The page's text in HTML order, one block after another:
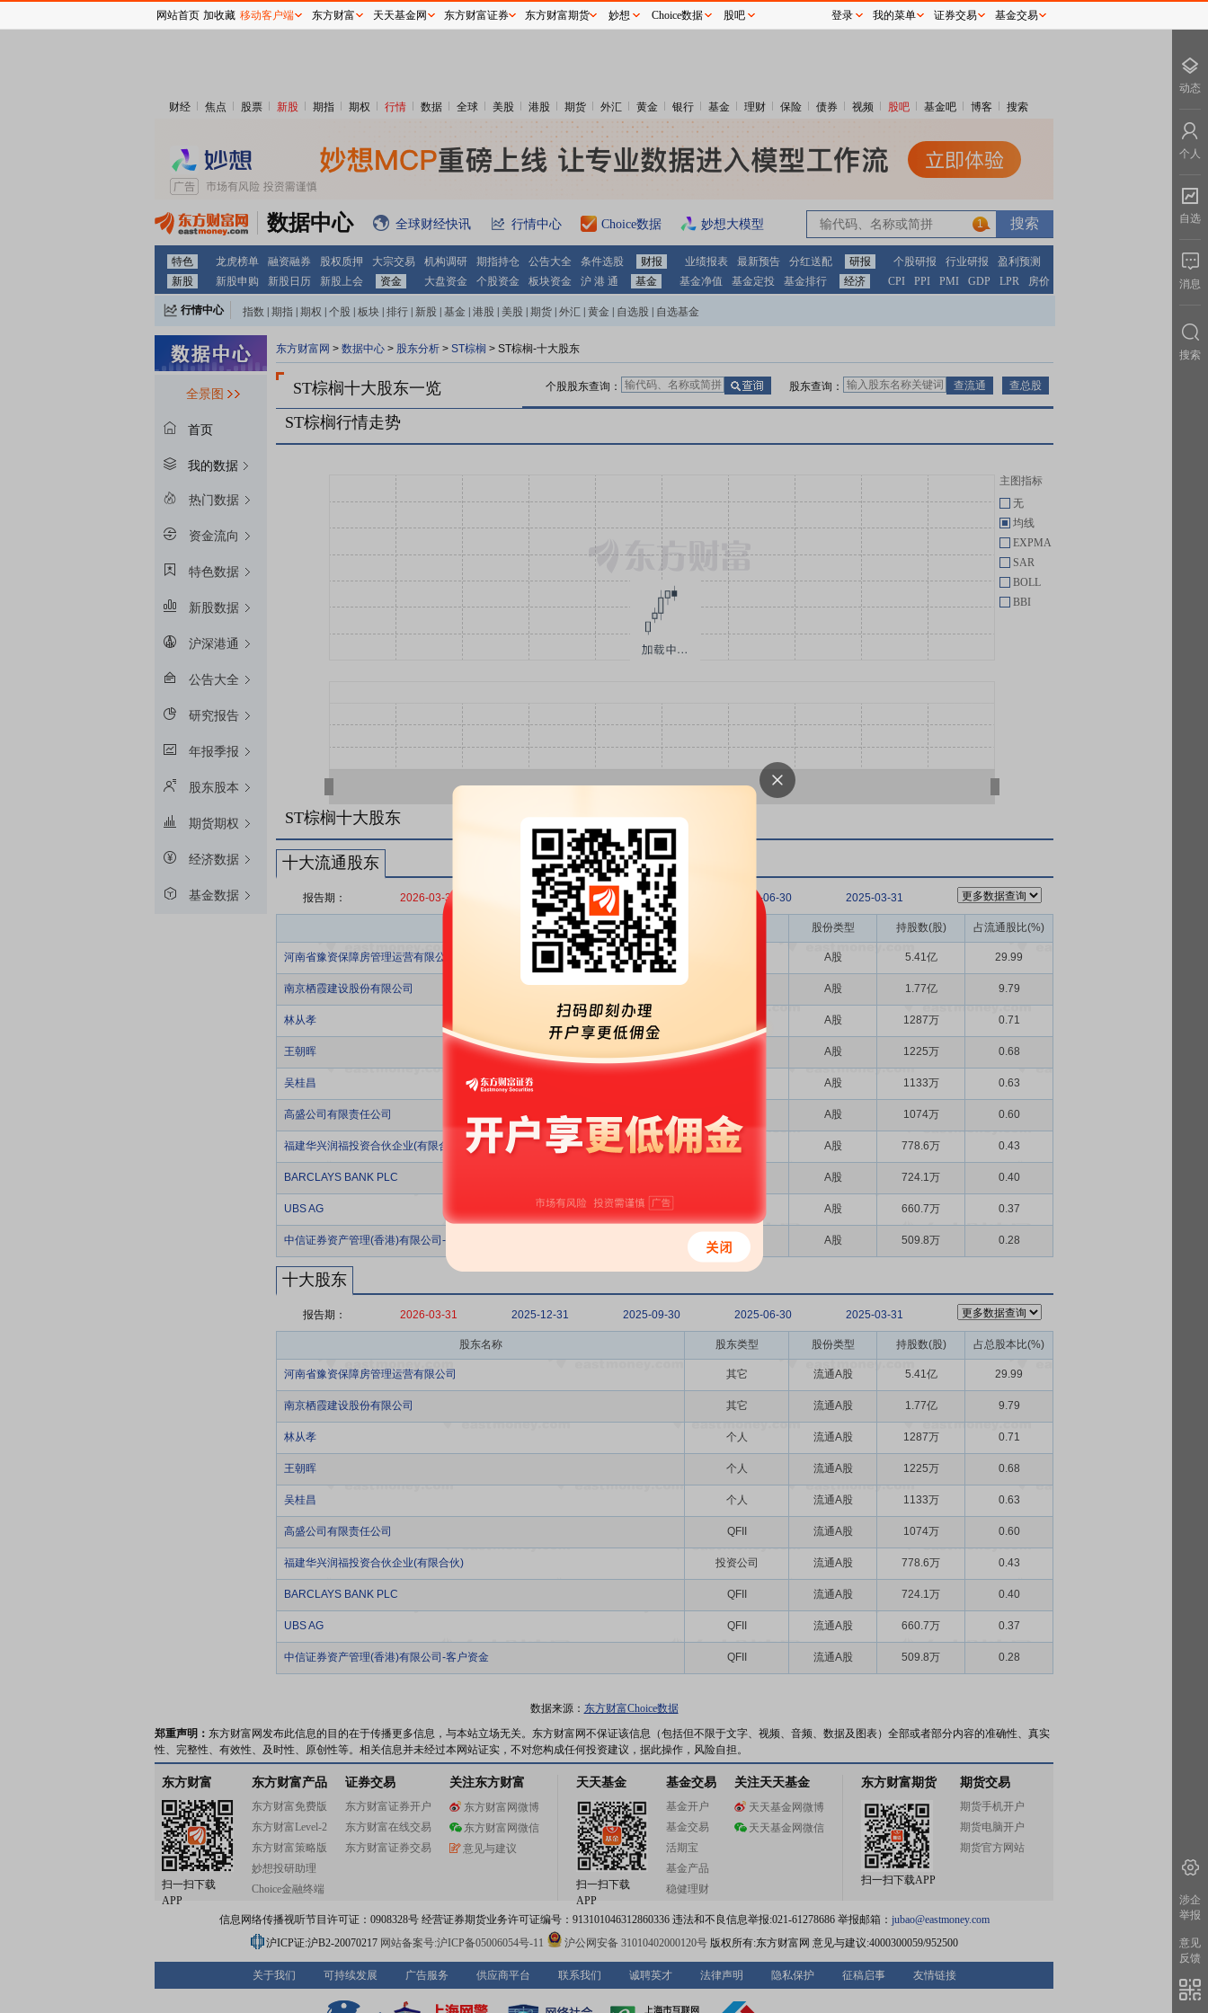
财经 焦点 股票 新股 期指 期权 行情 数据 全球 美股 港股 期货 外汇 黄金 银行 基金 理财 保险 债券 视频 股吧 基金吧 博客 搜索
数据中心 全球财经快讯 行情中心 Choice数据 妙想大模型 1
特色 龙虎榜单 融资融券 股权质押 大宗交易 机构调研 期指持仓 公告大全 条件选股 财报 业绩报表 最新预告 分红送配 研报 个股研报 行业研报
盈利预测
新股
新股申购 新股日历 新股上会 资金 大盘资金 个股资金 板块资金 沪 港 通 基金 基金净值 基金定投 基金排行 经济 CPI PPI PMI GDP LPR 房价
行情中心 指数 期指 期权 个股 板块 排行 新股 基金 港股 美股 期货 外汇 黄金 自选股 自选基金
全景图
首页
我的数据
热门数据
资金流向
特色数据
新股数据
沪深港通
公告大全
研究报告
年报季报
股东股本
期货期权
经济数据
基金数据
东方财富网 > 数据中心 > 股东分析 > ST棕榈 > ST棕榈-十大股东
ST棕榈十大股东一览 股东查询：
个股股东查询：
ST棕榈行情走势
主图指标
无
均线
EXPMA
SAR
BOLL
BBI
ST棕榈十大股东
十大流通股东
报告期： 2026-03-31 2025-12-31 2025-09-30 2025-06-30 2025-03-31
股份类型 持股数(股) 占流通股比(%)
河南省豫资保障房管理运营有限公司 A股 5.41亿 29.99
南京栖霞建设股份有限公司 A股 1.77亿 9.79
林从孝 A股 1287万 0.71
王朝晖 个人 A股 1225万 0.68
吴桂昌 A股 1133万 0.63
高盛公司有限责任公司 QFII A股 1074万 0.60
福建华兴润福投资合伙企业(有限合伙) 投资公司 A股 778.6万 0.43
BARCLAYS BANK PLC A股 724.1万 0.40
UBS AG A股 660.7万 0.37
中信证券资产管理(香港)有限公司-客户资金 QFII A股 509.8万 0.28
十大股东
报告期： 2026-03-31 2025-12-31 2025-09-30 2025-06-30 2025-03-31
股东名称 股东类型 股份类型 持股数(股) 占总股本比(%)
河南省豫资保障房管理运营有限公司 其它 流通A股 5.41亿 29.99
南京栖霞建设股份有限公司 其它 流通A股 1.77亿 9.79
林从孝 个人 流通A股 1287万 0.71
王朝晖 个人 流通A股 1225万 0.68
吴桂昌 个人 流通A股 1133万 0.63
高盛公司有限责任公司 QFII 流通A股 1074万 0.60
福建华兴润福投资合伙企业(有限合伙) 投资公司 流通A股 778.6万 0.43
BARCLAYS BANK PLC QFII 流通A股 724.1万 0.40
UBS AG QFII 流通A股 660.7万 0.37
中信证券资产管理(香港)有限公司-客户资金 QFII 流通A股 509.8万 0.28
数据来源： 东方财富Choice数据
郑重声明： 东方财富网发布此信息的目的在于传播更多信息，与本站立场无关。东方财富网不保证该信息（包括但不限于文字、视频、音频、数据及图表）全部或者部分内容的准确性、真实
性、完整性、有效性、及时性、原创性等。相关信息并未经过本网站证实，不对您构成任何投资建议，据此操作，风险自担。
东方财富
扫一扫下载
APP
东方财富产品
东方财富免费版
东方财富Level-2
东方财富策略版
妙想投研助理
Choice金融终端
证券交易
东方财富证券开户
东方财富在线交易
东方财富证券交易
关注东方财富
东方财富网微博
东方财富网微信
意见与建议
天天基金
扫一扫下载
APP
基金交易
基金开户
基金交易
活期宝
基金产品
稳健理财
关注天天基金
天天基金网微博
天天基金网微信
东方财富期货
扫一扫下载APP
期货交易
期货手机开户
期货电脑开户
期货官方网站
信息网络传播视听节目许可证：0908328号 经营证券期货业务许可证编号：913101046312860336 违法和不良信息举报:021-61278686 举报邮箱： jubao@eastmoney.com
沪ICP证:沪B2-20070217 网站备案号:沪ICP备05006054号-11 沪公网安备 31010402000120号版权所有:东方财富网 意见与建议:4000300059/952500
关于我们 可持续发展 广告服务 供应商平台 联系我们 诚聘英才 法律声明 隐私保护 征稿启事 友情链接
网站首页 加收藏 移动客户端 东方财富 天天基金网 东方财富证券 东方财富期货 妙想 Choice数据 股吧 登录 我的菜单 证券交易 基金交易
动态
个人
自选
消息
搜索
涉企
举报
意见
反馈